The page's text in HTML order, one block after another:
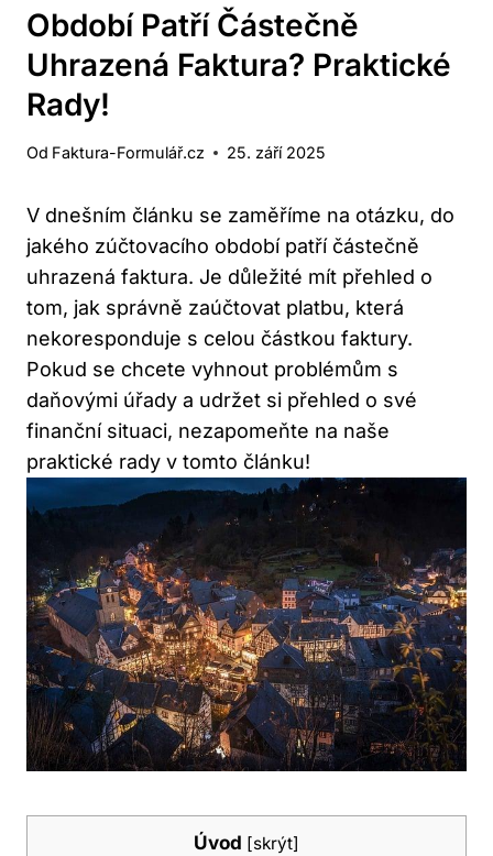
Období Patří Částečně
Uhrazená Faktura? Praktické
Rady!
Od Faktura-Formulář.cz 25. září 2025
V dnešním článku se zaměříme na otázku, do
jakého zúčtovacího období patří částečně
uhrazená faktura. Je důležité mít přehled o
tom, jak správně zaúčtovat platbu, která
nekoresponduje s celou částkou faktury.
Pokud se chcete vyhnout problémům s
daňovými úřady a udržet si přehled o své
finanční situaci, nezapomeňte na naše
praktické rady v tomto článku!
Úvod [skrýt]